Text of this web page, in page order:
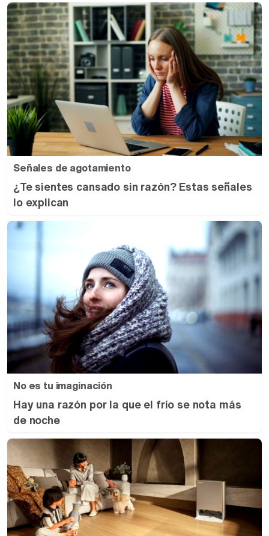
Señales de agotamiento
¿Te sientes cansado sin razón? Estas señales
lo explican
No es tu imaginación
Hay una razón por la que el frío se nota más
de noche